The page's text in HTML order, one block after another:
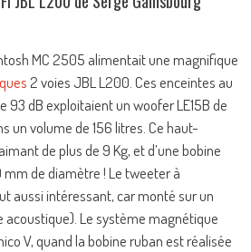
MC 2505 alimentait une magnifique
2 voies JBL L200. Ces enceintes au
dB exploitaient un woofer LE15B de
un volume de 156 litres. Ce haut-
de plus de 9 Kg, et d’une bobine
mm de diamètre ! Le tweeter à
aussi intéressant, car monté sur un
acoustique). Le système magnétique
V, quand la bobine ruban est réalisée